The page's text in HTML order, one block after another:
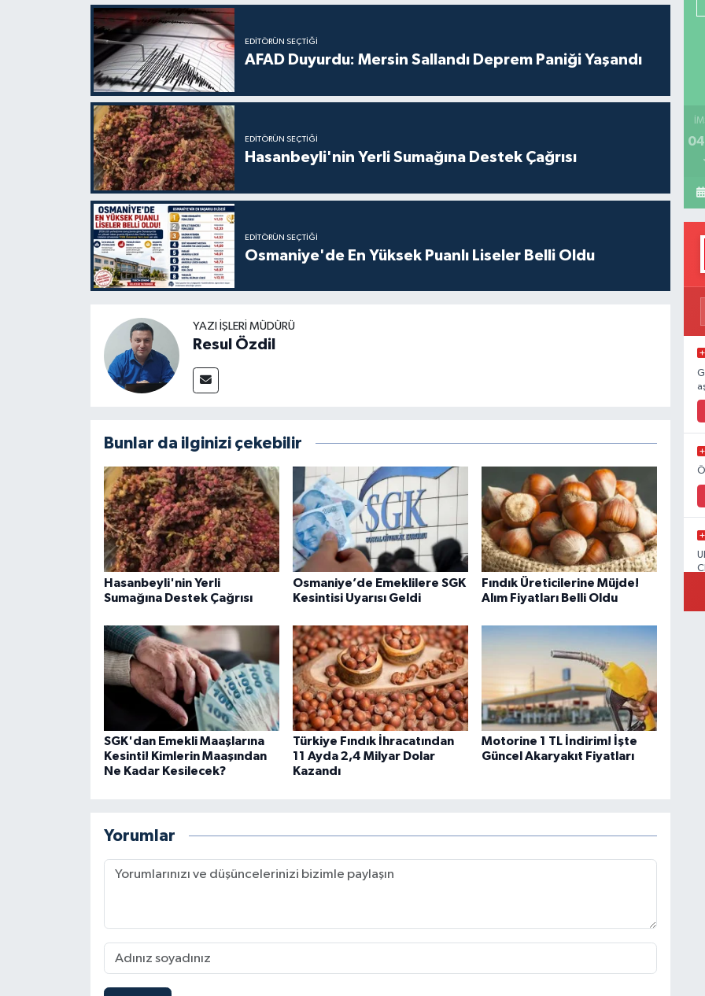
EDITÖRÜN SEÇTIĞI
AFAD Duyurdu: Mersin Sallandı Deprem Paniği Yaşandı
EDITÖRÜN SEÇTIĞI
Hasanbeyli'nin Yerli Sumağına Destek Çağrısı
EDITÖRÜN SEÇTIĞI
Osmaniye'de En Yüksek Puanlı Liseler Belli Oldu
YAZI İŞLERI MÜDÜRÜ
Resul Özdil
Bunlar da ilginizi çekebilir
Hasanbeyli'nin Yerli
Sumağına Destek Çağrısı
Osmaniye’de Emeklilere SGK
Kesintisi Uyarısı Geldi
Fındık Üreticilerine Müjde!
Alım Fiyatları Belli Oldu
SGK'dan Emekli Maaşlarına
Kesinti! Kimlerin Maaşından
Ne Kadar Kesilecek?
Türkiye Fındık İhracatından
11 Ayda 2,4 Milyar Dolar
Kazandı
Motorine 1 TL İndirim! İşte
Güncel Akaryakıt Fiyatları
Yorumlar